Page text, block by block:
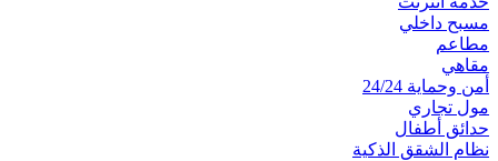
مسبح داخلي
مطاعم
مقاهي
أمن وحماية 24/24
مول تجاري
حدائق أطفال
نظام الشقق الذكية